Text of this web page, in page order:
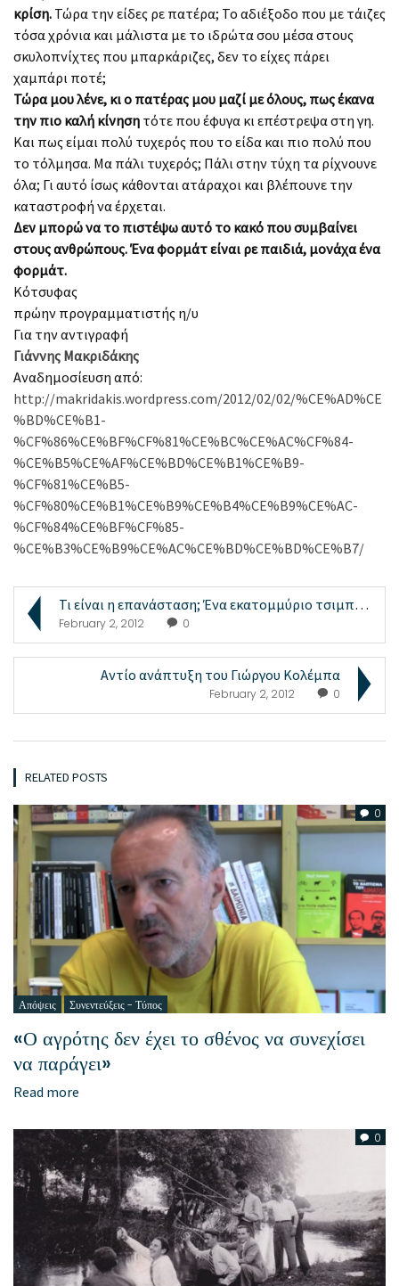
κρίση. Τώρα την είδες ρε πατέρα; Το αδιέξοδο που με τάιζες
τόσα χρόνια και μάλιστα με το ιδρώτα σου μέσα στους
σκυλοπνίχτες που μπαρκάριζες, δεν το είχες πάρει
χαμπάρι ποτέ;
Τώρα μου λένε, κι ο πατέρας μου μαζί με όλους, πως έκανα
την πιο καλή κίνηση τότε που έφυγα κι επέστρεψα στη γη.
Και πως είμαι πολύ τυχερός που το είδα και πιο πολύ που
το τόλμησα. Μα πάλι τυχερός; Πάλι στην τύχη τα ρίχνουνε
όλα; Γι αυτό ίσως κάθονται ατάραχοι και βλέπουνε την
καταστροφή να έρχεται.
Δεν μπορώ να το πιστέψω αυτό το κακό που συμβαίνει
στους ανθρώπους. Ένα φορμάτ είναι ρε παιδιά, μονάχα ένα
φορμάτ.
Κότσυφας
πρώην προγραμματιστής η/υ
Για την αντιγραφή
Γιάννης Μακριδάκης
Αναδημοσίευση από:
http://makridakis.wordpress.com/2012/02/02/%CE%AD%CE
%BD%CE%B1-
%CF%86%CE%BF%CF%81%CE%BC%CE%AC%CF%84-
%CE%B5%CE%AF%CE%BD%CE%B1%CE%B9-
%CF%81%CE%B5-
%CF%80%CE%B1%CE%B9%CE%B4%CE%B9%CE%AC-
%CF%84%CE%BF%CF%85-
%CE%B3%CE%B9%CE%AC%CE%BD%CE%BD%CE%B7/
Τι είναι η επανάσταση; Ένα εκατομμύριο τσιμπήματα ...
February 2, 2012 0
Αντίο ανάπτυξη του Γιώργου Κολέμπα
February 2, 2012 0
RELATED POSTS
0
Απόψεις Συνεντεύξεις - Τύπος
«Ο αγρότης δεν έχει το σθένος να συνεχίσει
να παράγει»
Read more
0